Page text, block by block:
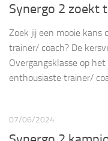
Synergo 2 zoekt
Zoek jij een mooie kans
trainer/ coach? De
Overgangsklasse op
enthousiaste trainer/
07/06/2024